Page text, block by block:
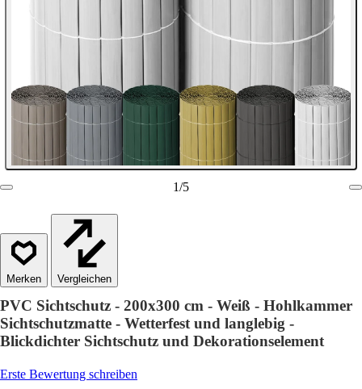
1/5
Vergleichen
PVC Sichtschutz - 200x300 cm - Weiß - Hohlkammer
Sichtschutzmatte - Wetterfest und langlebig -
Blickdichter Sichtschutz und Dekorationselement
Erste Bewertung schreiben